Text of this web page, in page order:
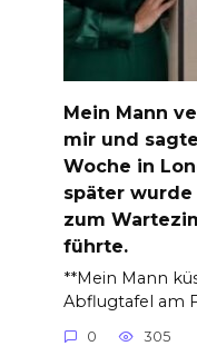
Mein Mann
mir und
Woche in
später
zum
führte.
**Mein Mann
Abflugtafel am
0 305